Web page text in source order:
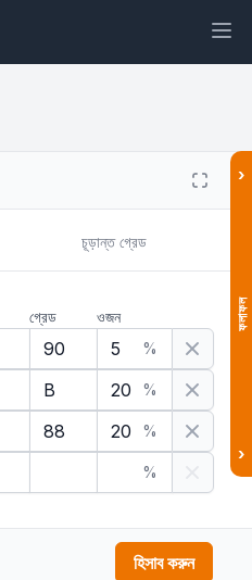
প্রিভিউ গ্রেড ক্যালকুলেটর উইজেট
চূড়ান্ত গ্রেড
গ্রেড
ওজন
%
%
%
%
হিসাব করুন
›
ফলাফল
›